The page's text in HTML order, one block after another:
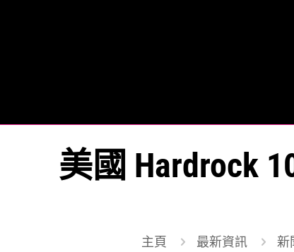
美國 Hardrock
主頁 最新資訊 新